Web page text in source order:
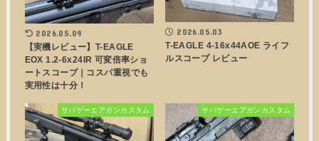
2026.05.09
【実機レビュー】T-EAGLE
EOX 1.2-6x24IR 可変倍率ショ
ートスコープ｜コスパ重視でも
実用性は十分！
2026.05.03
T-EAGLE 4-16x44AOE ライフ
ルスコープ レビュー
サバゲーエアガンカスタム サバゲーエアガンカスタム